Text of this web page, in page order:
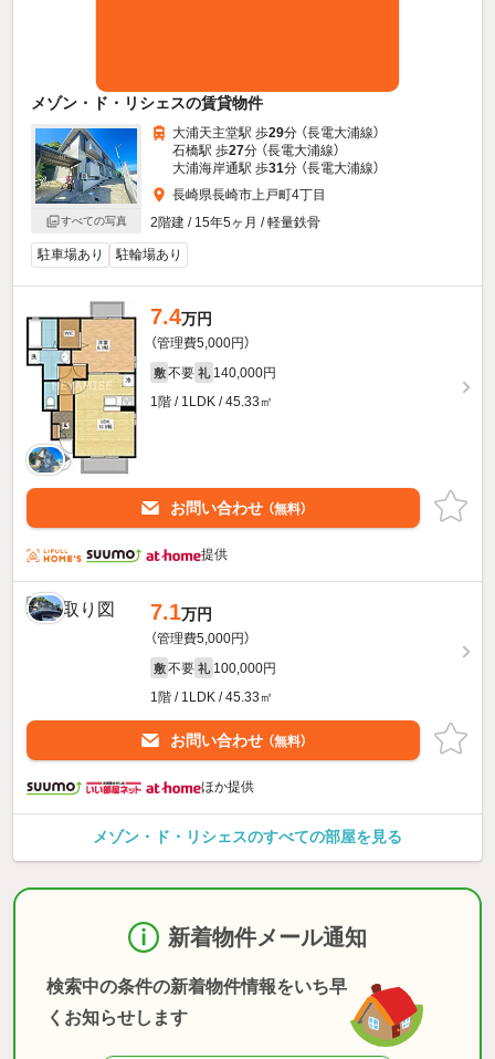
メゾン・ド・リシェスの賃貸物件
すべての写真
大浦天主堂駅 歩29分 （長電大浦線）
石橋駅 歩27分 （長電大浦線）
大浦海岸通駅 歩31分 （長電大浦線）
長崎県長崎市上戸町4丁目
2階建 / 15年5ヶ月 / 軽量鉄骨
駐車場あり 駐輪場あり
7.4万円
（管理費5,000円）
敷 不要 礼 140,000円
1階 / 1LDK / 45.33㎡
お問い合わせ （無料）
提供
7.1万円
（管理費5,000円）
敷 不要 礼 100,000円
1階 / 1LDK / 45.33㎡
お問い合わせ （無料）
ほか提供
メゾン・ド・リシェスのすべての部屋を見る
新着物件メール通知
検索中の条件の新着物件情報をいち早
くお知らせします